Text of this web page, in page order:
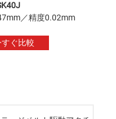
／精度0.02mm
すぐ比較